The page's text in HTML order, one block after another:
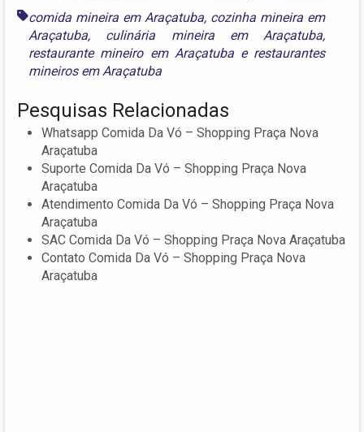
comida mineira em Araçatuba, cozinha mineira em
Araçatuba, culinária mineira em Araçatuba,
restaurante mineiro em Araçatubae restaurantes
mineiros em Araçatuba
Pesquisas Relacionadas
Whatsapp Comida Da Vó – Shopping Praça Nova
Araçatuba
Suporte Comida Da Vó – Shopping Praça Nova
Araçatuba
Atendimento Comida Da Vó – Shopping Praça Nova
Araçatuba
SAC Comida Da Vó – Shopping Praça Nova Araçatuba
Contato Comida Da Vó – Shopping Praça Nova
Araçatuba